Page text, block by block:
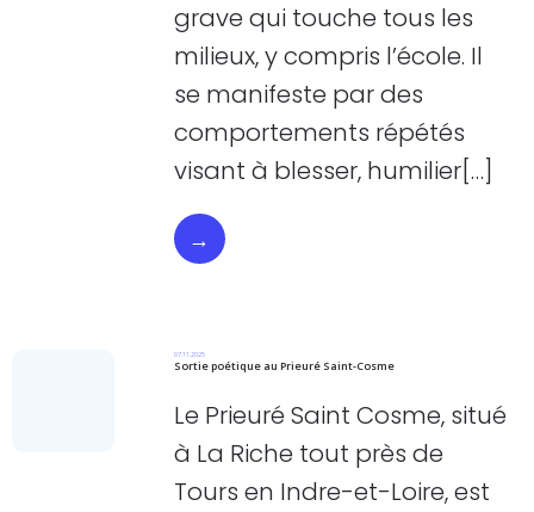
grave qui touche tous les
milieux, y compris l’école. Il
se manifeste par des
comportements répétés
visant à blesser, humilier[…]
→
07.11.2025
Sortie poétique au Prieuré Saint-Cosme
Le Prieuré Saint Cosme, situé
à La Riche tout près de
Tours en Indre-et-Loire, est